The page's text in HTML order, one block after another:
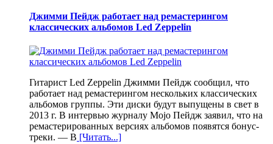
Джимми Пейдж работает над ремастерингом
классических альбомов Led Zeppelin
Гитарист Led Zeppelin Джимми Пейдж сообщил, что
работает над ремастерингом нескольких классических
альбомов группы. Эти диски будут выпущены в свет в
2013 г. В интервью журналу Mojo Пейдж заявил, что на
ремастерированных версиях альбомов появятся бонус-
треки. — В [Читать...]